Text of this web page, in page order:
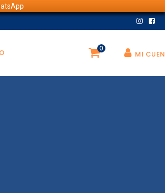
MI
0